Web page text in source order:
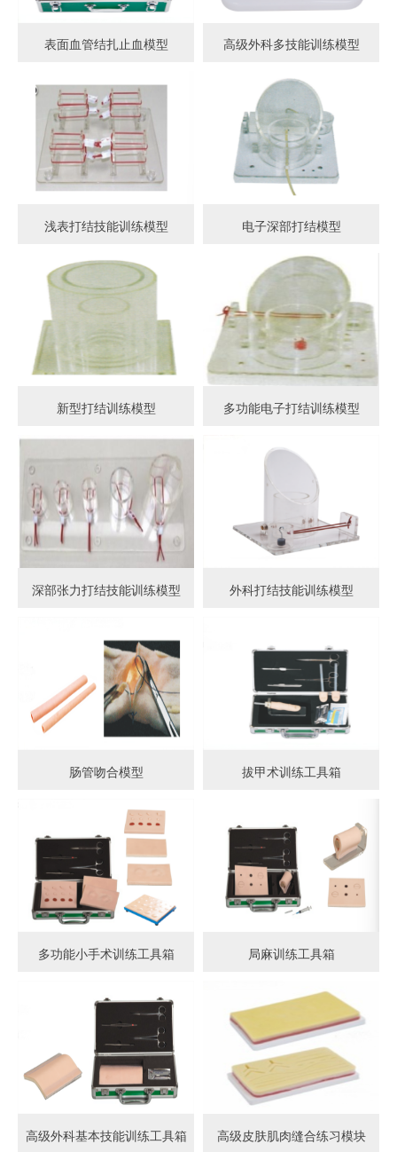
表面血管结扎止血模型 高级外科多技能训练模型
浅表打结技能训练模型 电子深部打结模型
新型打结训练模型 多功能电子打结训练模型
深部张力打结技能训练模型 外科打结技能训练模型
肠管吻合模型 拔甲术训练工具箱
多功能小手术训练工具箱 局麻训练工具箱
高级外科基本技能训练工具箱 高级皮肤肌肉缝合练习模块